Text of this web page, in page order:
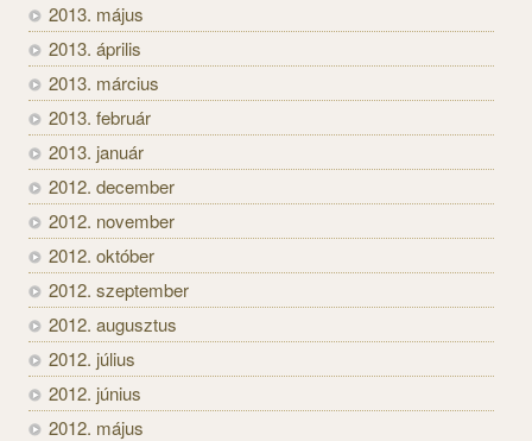
2013. május
2013. április
2013. március
2013. február
2013. január
2012. december
2012. november
2012. október
2012. szeptember
2012. augusztus
2012. július
2012. június
2012. május